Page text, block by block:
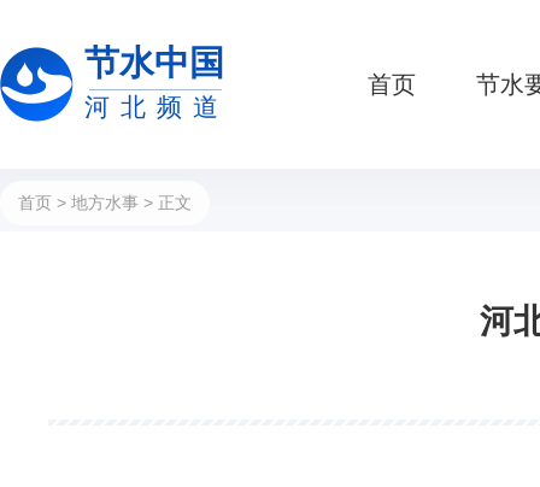
节水中国
河北频道
首页 节水
首页 > 地方水事 > 正文
河